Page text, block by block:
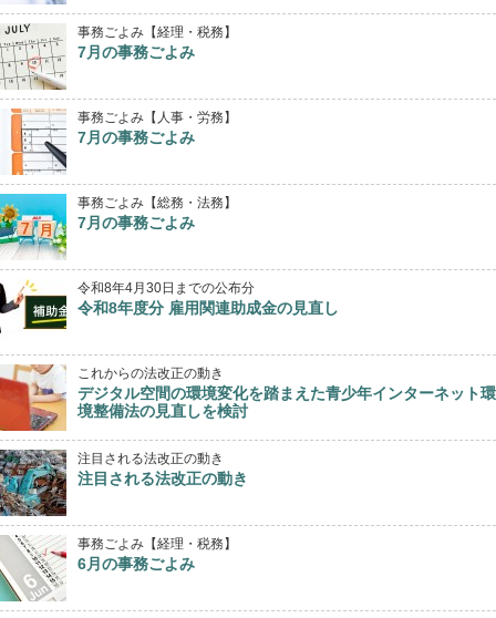
事務ごよみ【経理・税務】
7月の事務ごよみ
事務ごよみ【人事・労務】
7月の事務ごよみ
事務ごよみ【総務・法務】
7月の事務ごよみ
令和8年4月30日までの公布分
令和8年度分 雇用関連助成金の見直し
これからの法改正の動き
デジタル空間の環境変化を踏まえた青少年インターネット環
境整備法の見直しを検討
注目される法改正の動き
注目される法改正の動き
事務ごよみ【経理・税務】
6月の事務ごよみ